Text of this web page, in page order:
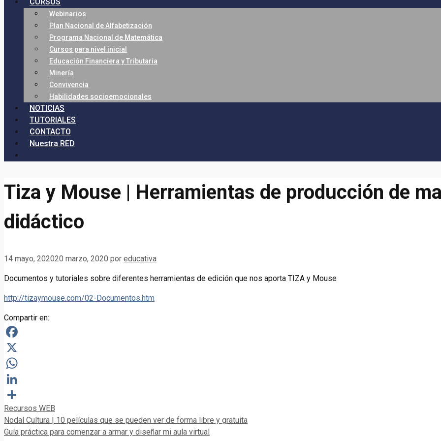
Webinarios
Plan Nacional de Alfabetización
Programa Nacional de Matemática
Cursos para nivel inicial
Educación Financiera y Tributaria
Minería
Convivencia
Habilidades socioemocionales
NOTICIAS
TUTORIALES
CONTACTO
Nuestra RED
Tiza y Mouse | Herramientas de producción de
didáctico
14 mayo, 202020 marzo, 2020 por educativa
Documentos y tutoriales sobre diferentes herramientas de edición que nos aporta TIZA y Mouse
http://tizaymouse.com/02-Documentos.htm
Compartir en:
Facebook
X
WhatsApp
LinkedIn
Compartir
Categorías
Recursos WEB
Nodal Cultura | 10 películas que se pueden ver de forma libre y gratuita
Guía práctica para comenzar a armar y diseñar mi aula virtual